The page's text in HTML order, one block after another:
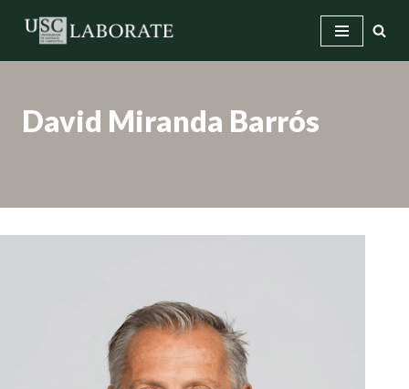
Saltar
David Miranda Barrós